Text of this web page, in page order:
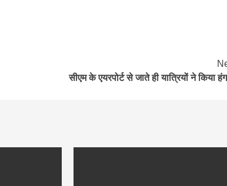
सीएम के एयरपोर्ट से जाते ही यात्रियों ने किया